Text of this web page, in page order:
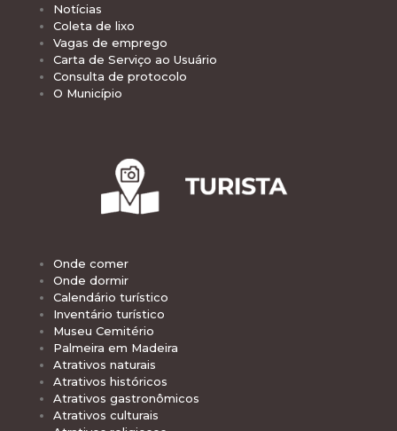
Notícias
Coleta de lixo
Vagas de emprego
Carta de Serviço ao Usuário
Consulta de protocolo
O Município
Onde comer
Onde dormir
Calendário turístico
Inventário turístico
Museu Cemitério
Palmeira em Madeira
Atrativos naturais
Atrativos históricos
Atrativos gastronômicos
Atrativos culturais